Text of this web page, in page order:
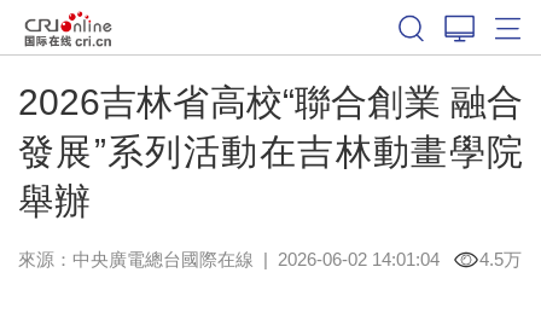
2026吉林省高校“聯合創業 融合
發展”系列活動在吉林動畫學院
舉辦
來源：中央廣電總台國際在線 | 2026-06-02 14:01:04 4.5万